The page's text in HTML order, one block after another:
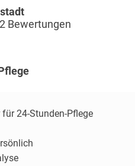
Bewertungen
24-Stunden-Pflege